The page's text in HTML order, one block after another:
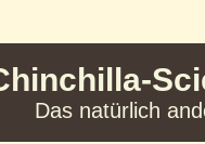
Das natürlich